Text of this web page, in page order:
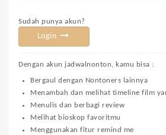
Sudah punya akun?
Login
Dengan akun jadwalnonton, kamu bisa :
Bergaul dengan Nontoners lainnya
Menambah dan melihat timeline film
Menulis dan berbagi review
Melihat bioskop favoritmu
Menggunakan fitur remind me